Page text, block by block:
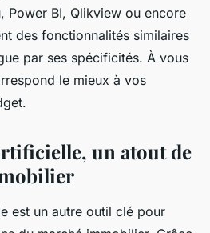
Power BI, Qlikview ou encore
des fonctionnalités similaires
par ses spécificités. À vous
le mieux à vos
un atout de
est un autre outil clé pour